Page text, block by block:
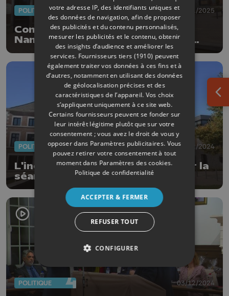
POLITIQUE 14/01/2025
Conseiller communal inéligible à
Nandrin: le ministre Desquesnes
requiert son remplacement
POLITIQUE 31/12/2024
L'inéligibilité d'un élu fait capoter la
séance du conseil communal à
Nandrin
POLITIQUE 03/12/2024
votre adresse IP, des identifiants uniques et
des données de navigation, afin de proposer
des publicités et du contenu personnalisés,
mesurer les publicités et le contenu, obtenir
des insights d’audience et améliorer les
services. Fournisseurs tiers (1910) peuvent
également traiter vos données à ces fins et à
d’autres, notamment en utilisant des données
de géolocalisation précises et des
caractéristiques de l’appareil. Vos choix
s’appliquent uniquement à ce site web.
Certains fournisseurs peuvent se fonder sur
leur intérêt légitime plutôt que sur votre
consentement ; vous avez le droit de vous y
opposer dans Paramètres publicitaires. Vous
pouvez retirer votre consentement à tout
moment dans Paramètres des cookies.
Politique de confidentialité
ACCEPTER & FERMER
REFUSER TOUT
CONFIGURER